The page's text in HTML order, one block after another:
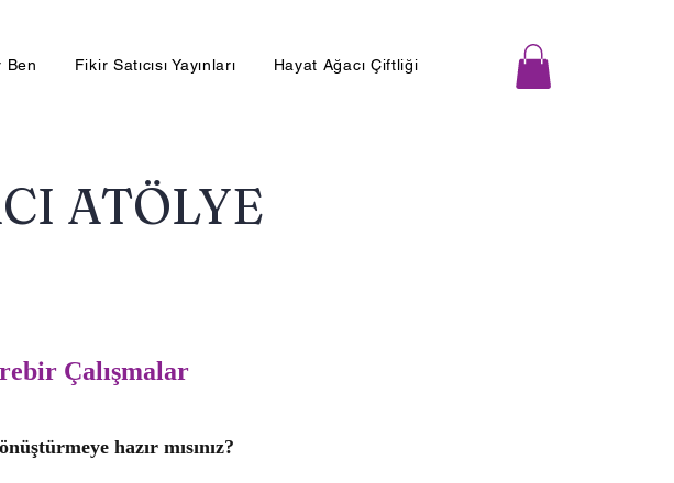
Ben Fikir Satıcısı Yayınları Hayat Ağacı Çiftliği
ATÖLYE
Çalışmalar
hazır mısınız?